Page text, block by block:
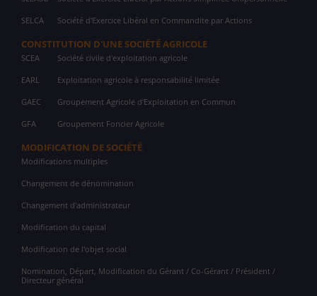
SELCA Société d'Exercice Libéral en Commandite par Actions
CONSTITUTION D'UNE SOCIÉTÉ AGRICOLE
SCEA Société civile d'exploitation agricole
EARL Exploitation agricole à responsabilité limitée
GAEC Groupement Agricole d'Exploitation en Commun
GFA Groupement Foncier Agricole
MODIFICATION DE SOCIÉTÉ
Modifications multiples
Changement de dénomination
Changement d'administrateur
Modification du capital
Modification de l'objet social
Nomination, Départ, Modification du Gérant / Co-Gérant / Président /
Directeur général